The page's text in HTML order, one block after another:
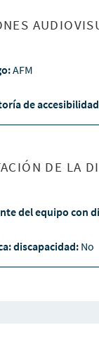
AFM
de
DE LA
del equipo con
discapacidad: No